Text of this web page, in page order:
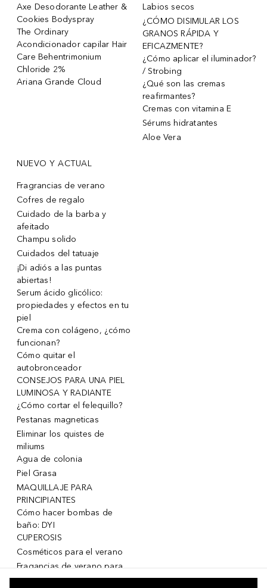
Axe Desodorante Leather &
Cookies Bodyspray
The Ordinary
Acondicionador capilar Hair
Care Behentrimonium
Chloride 2%
Ariana Grande Cloud
Labios secos
¿CÓMO DISIMULAR LOS
GRANOS RÁPIDA Y
EFICAZMENTE?
¿Cómo aplicar el iluminador?
/ Strobing
¿Qué son las cremas
reafirmantes?
Cremas con vitamina E
Sérums hidratantes
Aloe Vera
NUEVO Y ACTUAL
Fragrancias de verano
Cofres de regalo
Cuidado de la barba y
afeitado
Champu solido
Cuidados del tatuaje
¡Di adiós a las puntas
abiertas!
Serum ácido glicólico:
propiedades y efectos en tu
piel
Crema con colágeno, ¿cómo
funcionan?
Cómo quitar el
autobronceador
CONSEJOS PARA UNA PIEL
LUMINOSA Y RADIANTE
¿Cómo cortar el felequillo?
Pestanas magneticas
Eliminar los quistes de
miliums
Agua de colonia
Piel Grasa
MAQUILLAJE PARA
PRINCIPIANTES
Cómo hacer bombas de
baño: DYI
CUPEROSIS
Cosméticos para el verano
Fragancias de verano para
mujeres